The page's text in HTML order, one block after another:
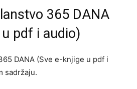
365 DANA
pdf i audio)
DANA (Sve e-knjige u pdf i
sadržaju.